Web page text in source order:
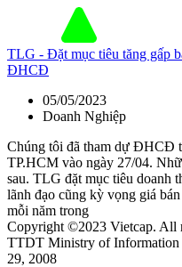
TLG - Đặt mục tiêu tăng gấp
ĐHCĐ
05/05/2023
Doanh Nghiệp
Chúng tôi đã tham dự ĐHCĐ
TP.HCM vào ngày 27/04.
sau. TLG đặt mục tiêu doanh
lãnh đạo cũng kỳ vọng giá
mỗi năm trong
Copyright ©2023 Vietcap. All
TTDT Ministry of Information
29, 2008